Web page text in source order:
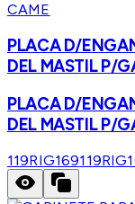
CAME
PLACA D/
DEL MASTIL P/
PLACA D/
DEL MASTIL P/
119RIG169